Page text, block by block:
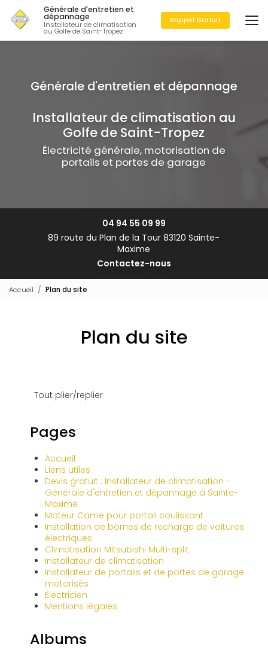
au
contenu
principal
Générale d'entretien et
dépannage
Installateur de climatisation
au Golfe de Saint-Tropez
Rappel Gratuit
Installateur de climatisation au
Golfe de Saint-Tropez
Électricité générale, motorisation de
portails et portes de garage
04 94 55 09 99
89 route du Plan de la Tour 83120 Sainte-
Maxime
Contactez-nous
Accueil Plan du site
Plan du site
Tout plier/replier
Pages
Accueil
Liens utiles
Devis gratuit : Installateur de climatisation -
Générale d'entretien et dépannage à Sainte-
Maxime
Moteur Came pour portail coulissant
Installation de bornes de recharge de voitures
électriques
Climatisation Mitsubishi Multi-split
Installateur de climatisation
Installateur de portails et de portes de garage
motorisés
Électricien
Mentions légales
Albums